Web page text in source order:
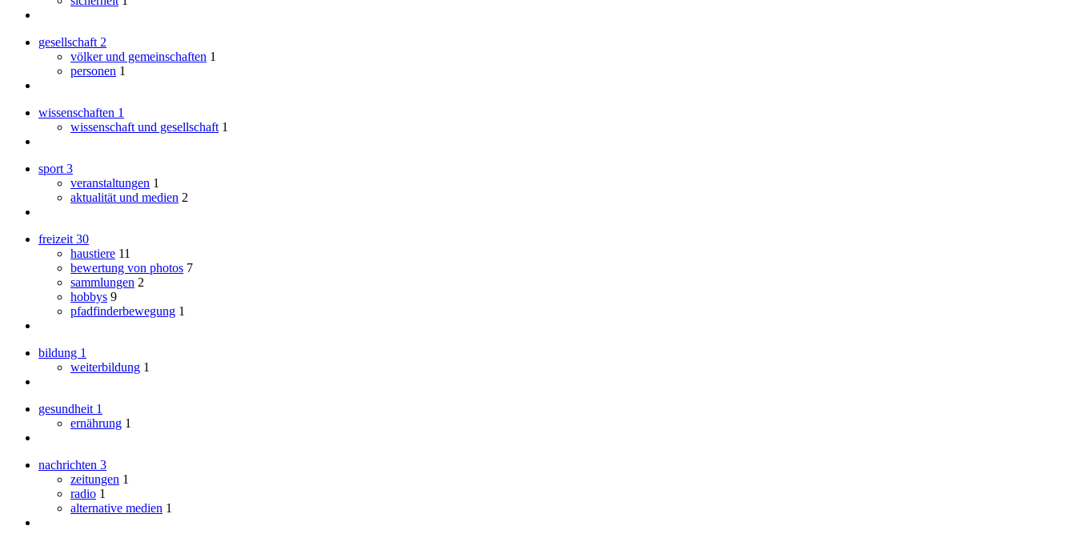
gesellschaft 2
völker und gemeinschaften 1
personen 1
wissenschaften 1
wissenschaft und gesellschaft 1
sport 3
veranstaltungen 1
aktualität und medien 2
freizeit 30
haustiere 11
bewertung von photos 7
sammlungen 2
hobbys 9
pfadfinderbewegung 1
bildung 1
weiterbildung 1
gesundheit 1
ernährung 1
nachrichten 3
zeitungen 1
radio 1
alternative medien 1